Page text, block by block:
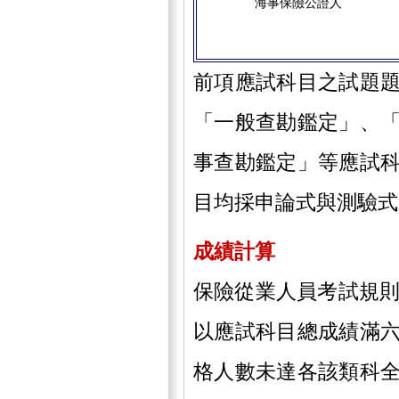
前項應試科目之試題
「一般查勘鑑定」、
事查勘鑑定」等應試
目均採申論式與測驗
成績計算
保險從業人員考試規
以應試科目總成績滿
格人數未達各該類科